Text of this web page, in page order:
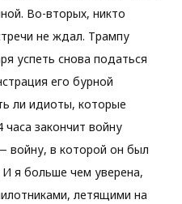
Во-вторых, никто
не ждал. Трампу
успеть снова податься
его бурной
ли идиоты, которые
закончит войну
войну, в которой он был
И я больше чем уверена,
летящими на